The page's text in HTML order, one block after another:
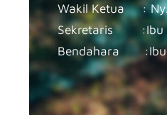
Wakil Ketua : Ny.
Sekretaris :Ibu
Bendahara :Ibu